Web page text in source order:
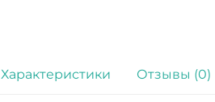
Характеристики Отзывы (0)